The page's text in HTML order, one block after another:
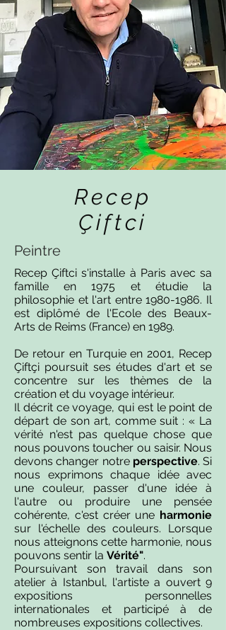
Recep
Çiftci
Peintre
Recep Çiftci s'installe à Paris avec sa
famille en 1975 et étudie la
philosophie et l'art entre1980-1986. Il
est diplômé de l'Ecole des Beaux-
Arts de Reims (France) en 1989.
De retour en Turquie en 2001, Recep
Çiftçi poursuit ses études d'art et se
concentre sur les thèmes de la
création et du voyage intérieur.
Il décrit ce voyage, qui est le point de
départ de son art, comme suit : « La
vérité n'est pas quelque chose que
nous pouvons toucher ou saisir. Nous
devons changer notre perspective. Si
nous exprimons chaque idée avec
une couleur, passer d'une idée à
l'autre ou produire une pensée
cohérente, c'est créer une harmonie
sur l'échelle des couleurs. Lorsque
nous atteignons cette harmonie, nous
pouvons sentir la Vérité".
Poursuivant son travail dans son
atelier à Istanbul, l'artiste a ouvert 9
expositions personnelles
internationales et participé à de
nombreuses expositions collectives.